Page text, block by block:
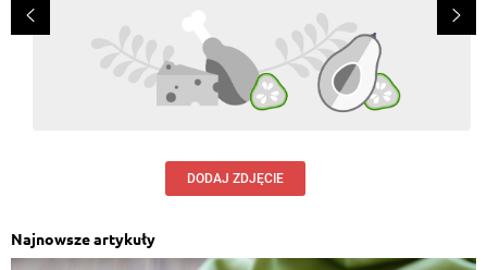
DODAJ ZDJĘCIE
Najnowsze artykuły